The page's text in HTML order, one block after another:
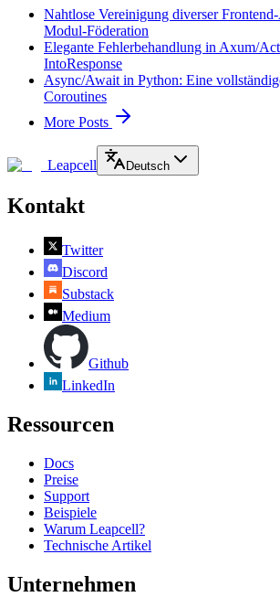
Nahtlose Vereinigung diverser
Modul-Föderation
Elegante Fehlerbehandlung in Axum/
IntoResponse
Async/Await in Python: Eine
Coroutines
More Posts
Leapcell Deutsch
Kontakt
Twitter
Discord
Substack
Medium
Github
LinkedIn
Ressourcen
Docs
Preise
Support
Beispiele
Warum Leapcell?
Technische Artikel
Unternehmen